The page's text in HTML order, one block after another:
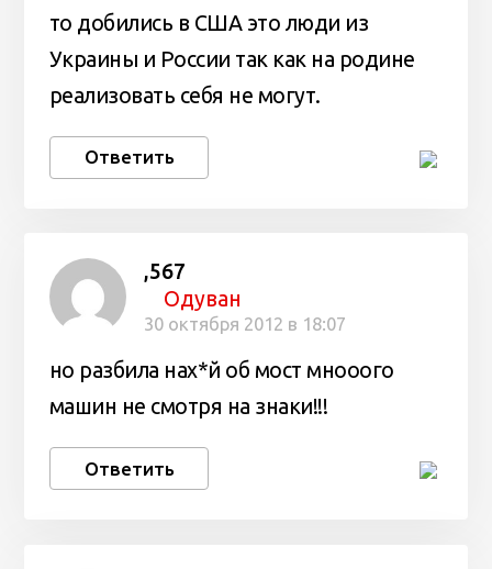
то добились в США это люди из
Украины и России так как на родине
реализовать себя не могут.
Ответить
,567
Одуван
30 октября 2012 в 18:07
но разбила нах*й об мост мнооого
машин не смотря на знаки!!!
Ответить